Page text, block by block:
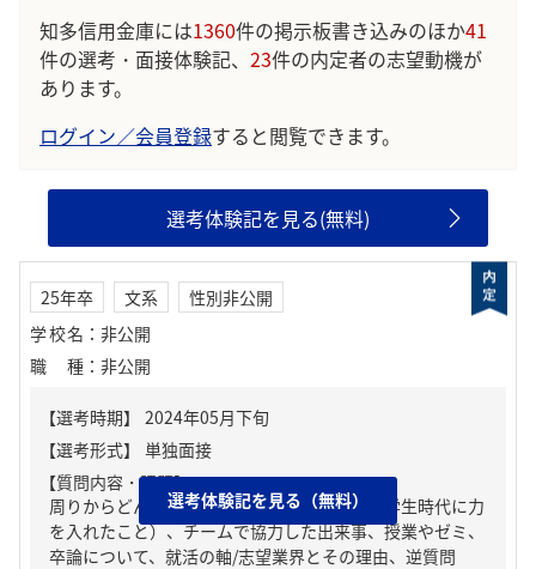
知多信用金庫には1360件の掲示板書き込みのほか41
件の選考・面接体験記、 23件の内定者の志望動機が
あります。
ログイン／会員登録すると閲覧できます。
選考体験記を見る(無料)
25年卒 文系
性別非公開
学校名 ： 非公開
職種 ： 非公開
【質問内容・課題】
周りからどんな人といわれる？、ガクチカ（学生時代に力
を入れたこと）、チームで協力した出来事、授業やゼミ、
卒論について、就活の軸/志望業界とその理由、逆質問
選考体験記を見る（無料）